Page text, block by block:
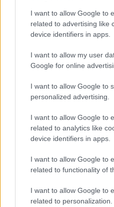
I want to allow Google to
related to advertising like
device identifiers in apps.
I want to allow my user
Google for online
I want to allow Google to
personalized advertising.
I want to allow Google to
related to analytics like
device identifiers in apps.
I want to allow Google to
related to functionality of
I want to allow Google to
related to personalization.
spirito di squadra, i
volontariamente ulteriori
retribuiti a colleghi in
infine molto nel ruolo
propricircoli aziendali ,
sportive e culturali,
acquisto dei testi
promuovere centri estivi
propri dipendenti.